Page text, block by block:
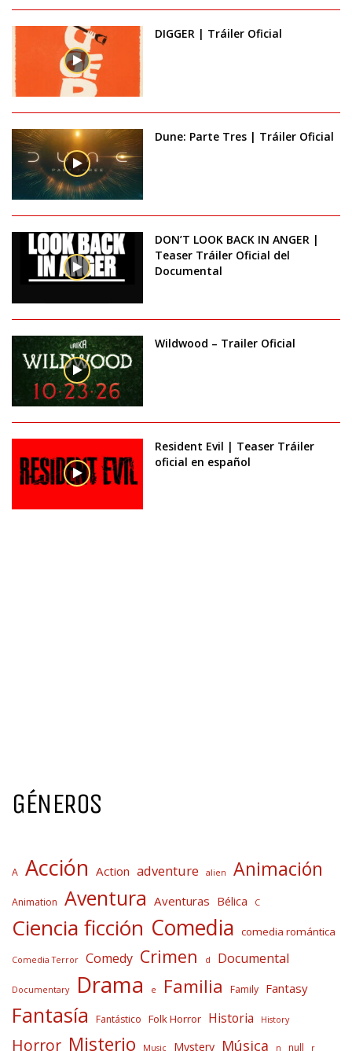
DIGGER | Tráiler Oficial
Dune: Parte Tres | Tráiler Oficial
DON’T LOOK BACK IN ANGER |
Teaser Tráiler Oficial del
Documental
Wildwood – Trailer Oficial
Resident Evil | Teaser Tráiler
oficial en español
GÉNEROS
A Acción Action adventure alien Animación
Animation Aventura Aventuras Bélica C
Ciencia ficción Comedia comedia romántica
Comedia Terror Comedy Crimen d Documental
Documentary Drama e Familia Family Fantasy
Fantasía Fantástico Folk Horror Historia History
Horror Misterio Music Mystery Música n null r